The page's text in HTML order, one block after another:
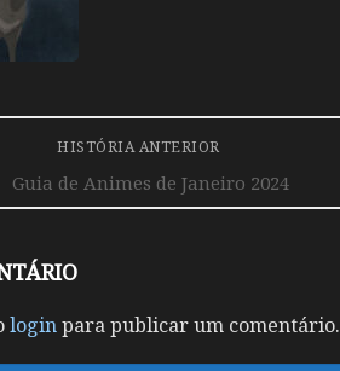
HISTÓRIA ANTERIOR
Guia de Animes de Janeiro 2024
loginpara publicar um comentário.